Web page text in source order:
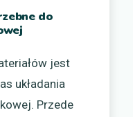
do
jest
układania
Przede